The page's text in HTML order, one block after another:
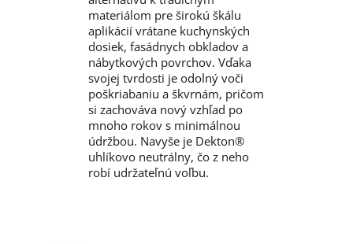
materiálom pre širokú škálu
aplikácií vrátane kuchynských
dosiek, fasádnych obkladov a
nábytkových povrchov. Vďaka
svojej tvrdosti je odolný voči
poškriabaniu a škvrnám, pričom
si zachováva nový vzhľad po
mnoho rokov s minimálnou
údržbou. Navyše je Dekton®
uhlíkovo neutrálny, čo z neho
robí udržateľnú voľbu.